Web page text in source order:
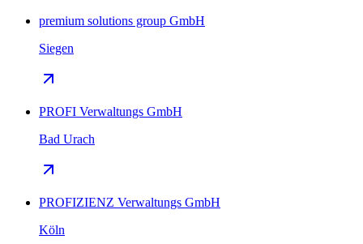
premium solutions group GmbH
Siegen
PROFI Verwaltungs GmbH
Bad Urach
PROFIZIENZ Verwaltungs GmbH
Köln